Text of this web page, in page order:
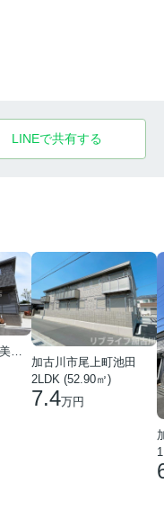
LINEで共有する
加古川市加古川町美乃利
加古川市尾上町池田
2LDK (52.90㎡)
7.4万円